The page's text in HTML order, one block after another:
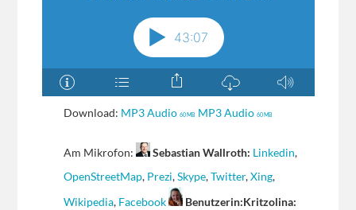
Download: MP3 Audio 60 MB MP3 Audio 60 MB
Am Mikrofon: Sebastian Wallroth: Linkedin,
OpenStreetMap, Prezi,Skype,Twitter,Xing,
Wikipedia, Facebook
Benutzerin:Kritzolina: